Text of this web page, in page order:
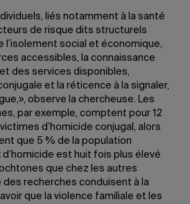
liés notamment à la santé
de risque dits structurels
l’isolement social et économique,
accessibles, la connaissance
des services disponibles,
et la réticence à la signaler,
observe la chercheuse. Les
par exemple, comptent pour 12
d’homicide conjugal, alors
que 5 % de la population
d’homicide est huit fois plus élevé
que chez les autres
des recherches conduisent à la
que la violence familiale et les